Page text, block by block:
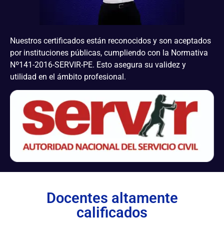
Nuestros certificados están reconocidos y son aceptados
por instituciones públicas, cumpliendo con la Normativa
Nº141-2016-SERVIR-PE. Esto asegura su validez y
utilidad en el ámbito profesional.
Docentes altamente
calificados